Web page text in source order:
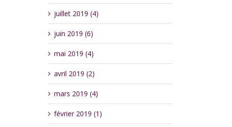
juillet 2019 (4)
juin 2019 (6)
mai 2019 (4)
avril 2019 (2)
mars 2019 (4)
février 2019 (1)